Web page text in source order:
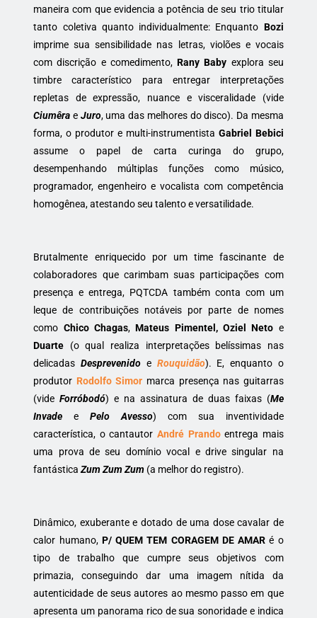
maneira com que evidencia a potência de seu trio titular
tanto coletiva quanto individualmente: Enquanto Bozi
imprime sua sensibilidade nas letras, violões e vocais
com discrição e comedimento,Rany Baby explora seu
timbre característico para entregar interpretações
repletas de expressão, nuance e visceralidade (vide
Ciumêra e Juro, uma das melhores do disco). Da mesma
forma, o produtor e multi-instrumentista Gabriel Bebici
assume o papel de carta curinga do grupo,
desempenhando múltiplas funções como músico,
programador, engenheiro e vocalista com competência
homogênea, atestando seu talento e versatilidade.
Brutalmente enriquecido por um time fascinante de
colaboradores que carimbam suas participações com
presença e entrega, PQTCDA também conta com um
leque de contribuições notáveis por parte de nomes
como Chico Chagas,Mateus Pimentel, Oziel Neto e
Duarte (o qual realiza interpretações belíssimas nas
delicadasDesprevenido e Rouquidão). E, enquanto o
produtor Rodolfo Simor marca presença nas guitarras
(videForróbodó) e na assinatura de duas faixas (Me
Invade ePelo Avesso) com sua inventividade
característica, o cantautor André Prandoentrega mais
uma prova de seu domínio vocal e drive singular na
fantásticaZum Zum Zum (a melhor do registro).
Dinâmico, exuberante e dotado de uma dose cavalar de
calor humano, P/ QUEM TEM CORAGEM DE AMAR é o
tipo de trabalho que cumpre seus objetivos com
primazia, conseguindo dar uma imagem nítida da
autenticidade de seus autores ao mesmo passo em que
apresenta um panorama rico de sua sonoridade e indica